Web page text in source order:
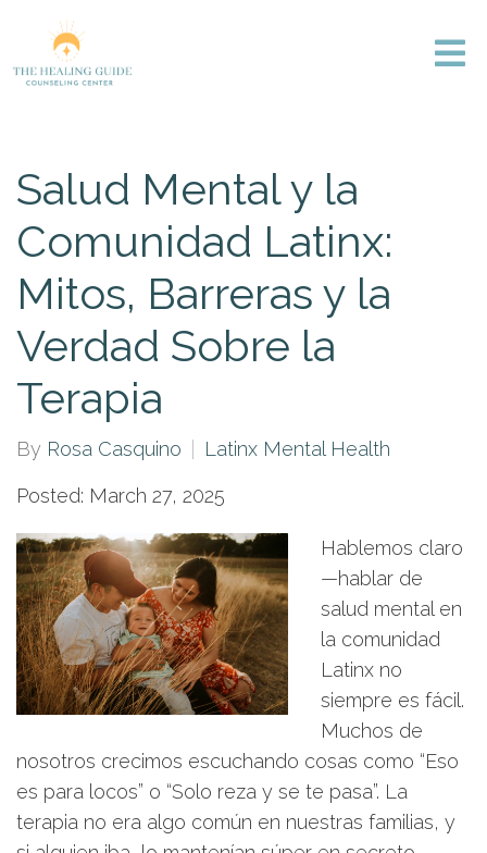
Salud Mental y la
Comunidad Latinx:
Mitos, Barreras y la
Verdad Sobre la
Terapia
By Rosa Casquino Latinx Mental Health
Posted: March 27, 2025
Hablemos claro
—hablar de
salud mental en
la comunidad
Latinx no
siempre es fácil.
Muchos de
nosotros crecimos escuchando cosas como “Eso
es para locos” o “Solo reza y se te pasa”. La
terapia no era algo común en nuestras familias, y